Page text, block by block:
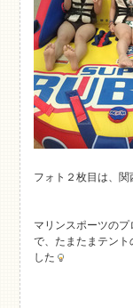
フォト２枚目は、
マリンスポーツの
で、たまたまテント
した